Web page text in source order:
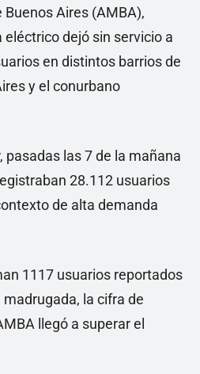
Aires (AMBA),
dejó sin servicio a
en distintos barrios de
y el conurbano
pasadas las 7 de la mañana
28.112 usuarios
de alta demanda
1117 usuarios reportados
la cifra de
llegó a superar el